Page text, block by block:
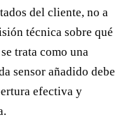
del cliente, no a
técnica sobre qué
trata como una
sensor añadido debe
efectiva y